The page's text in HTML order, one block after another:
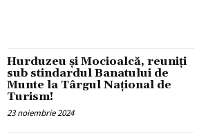
Hurduzeu și Mocioalcă, reuniți
sub stindardul Banatului de
Munte la Târgul Național de
Turism!
23 noiembrie 2024